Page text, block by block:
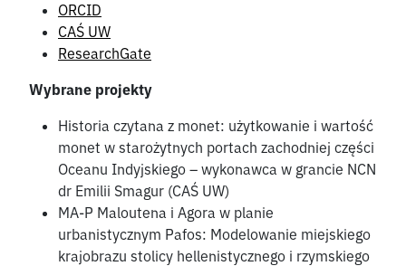
ORCID
CAŚ UW
ResearchGate
Wybrane projekty
Historia czytana z monet: użytkowanie i wartość
monet w starożytnych portach zachodniej części
Oceanu Indyjskiego – wykonawca w grancie NCN
dr Emilii Smagur (CAŚ UW)
MA-P Maloutena i Agora w planie
urbanistycznym Pafos: Modelowanie miejskiego
krajobrazu stolicy hellenistycznego i rzymskiego